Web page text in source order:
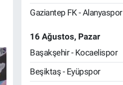
Gaziantep FK - Alanyaspor
16 Ağustos, Pazar
Başakşehir - Kocaelispor
Beşiktaş - Eyüpspor